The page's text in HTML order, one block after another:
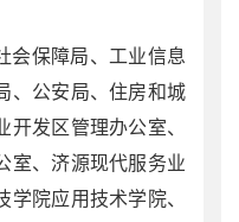
会保障局、工业信息
、公安局、住房和城
开发区管理办公室、
室、济源现代服务业
院应用技术学院、